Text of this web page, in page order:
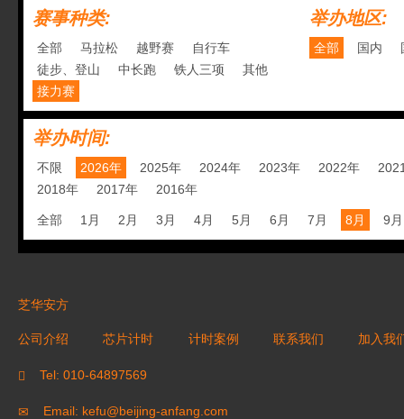
赛事种类:
全部 马拉松 越野赛
自行车
徒步、登山
中长跑 铁人三项
其他
接力赛
举办地区:
全部 国内
举办时间:
不限 2026年 2025年 2024年 2023年 2022年
2018年
2017年 2016年
全部 1月 2月 3月 4月 5月 6月 7月 8月 9月
芝华安方
公司介绍 芯片计时 计时案例 联系我们 加入我
Tel: 010-64897569
Email: kefu@beijing-anfang.com